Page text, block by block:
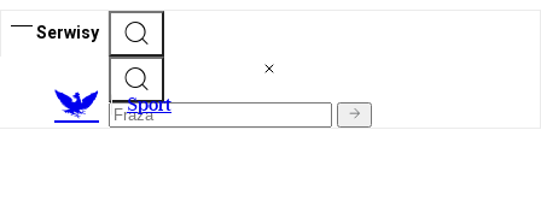
Serwisy
Sport